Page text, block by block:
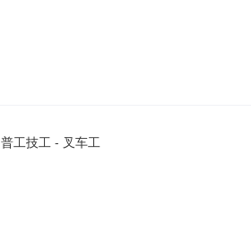
普工技工 - 叉车工